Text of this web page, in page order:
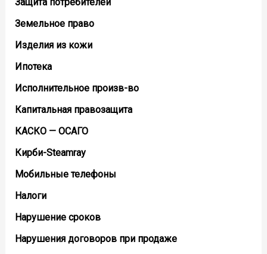
Защита потребителей
Земельное право
Изделия из кожи
Ипотека
Исполнительное произв-во
Капитальная правозащита
КАСКО — ОСАГО
Кирби-Steamray
Мобильные телефоны
Налоги
Нарушение сроков
Нарушения договоров при продаже